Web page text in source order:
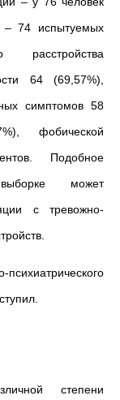
– 74 испытуемых
расстройства
64 (69,57%),
симптомов 58
фобической
Подобное
может
с тревожно-
степени